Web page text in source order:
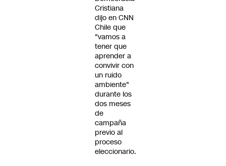
Cristiana
dijo en CNN
Chile que
"vamos a
tener que
aprender a
convivir con
un ruido
ambiente"
durante los
dos meses
de
campaña
previo al
proceso
eleccionario.